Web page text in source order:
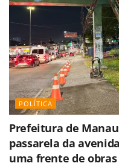
POLÍTICA
Prefeitura de
passarela da
uma frente de